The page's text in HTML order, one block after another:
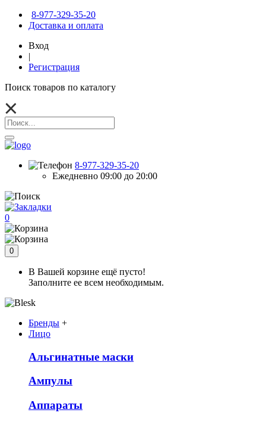
8-977-329-35-20
Доставка и оплата
Вход
|
Регистрация
Поиск товаров по каталогу
8-977-329-35-20
Ежедневно 09:00 до 20:00
0
0
В Вашей корзине ещё пусто!
Заполните ее всем необходимым.
Бренды +
Лицо
Альгинатные маски
Ампулы
Аппараты